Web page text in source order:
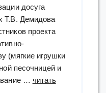
досуга
Т.В. Демидова
проекта
(мягкие игрушки
песочницей и
… читать